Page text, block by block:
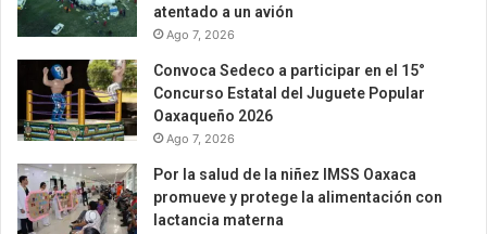
atentado a un avión
Ago 7, 2026
Convoca Sedeco a participar en el 15°
Concurso Estatal del Juguete Popular
Oaxaqueño 2026
Ago 7, 2026
Por la salud de la niñez IMSS Oaxaca
promueve y protege la alimentación con
lactancia materna